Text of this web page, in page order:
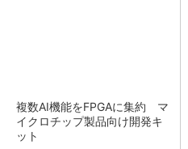
複数AI機能をFPGAに集約 マ
イクロチップ製品向け開発キ
ット